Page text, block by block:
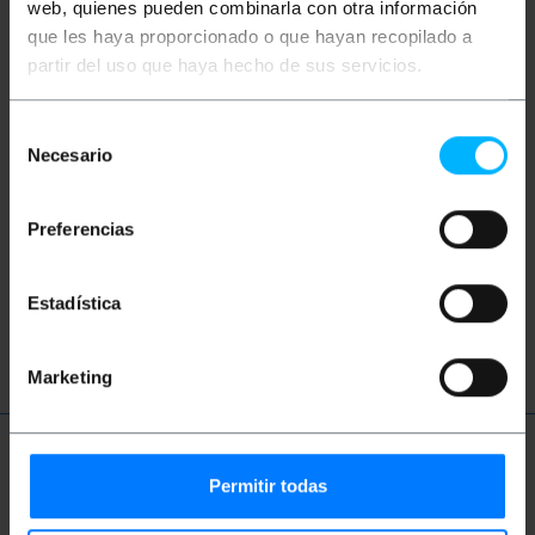
web, quienes pueden combinarla con otra información
que les haya proporcionado o que hayan recopilado a
partir del uso que haya hecho de sus servicios.
Necesario
Preferencias
Estadística
Marketing
Permitir todas
Parole
Non hai trovato quello che cercavi? Questi
Ulteriori informazioni